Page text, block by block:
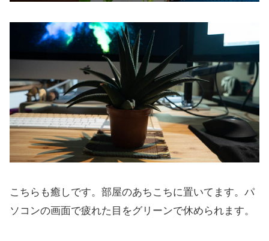
こちらも癒しです。部屋のあちこちに置いてます。パ
ソコンの画面で疲れた目をグリーンで休められます。